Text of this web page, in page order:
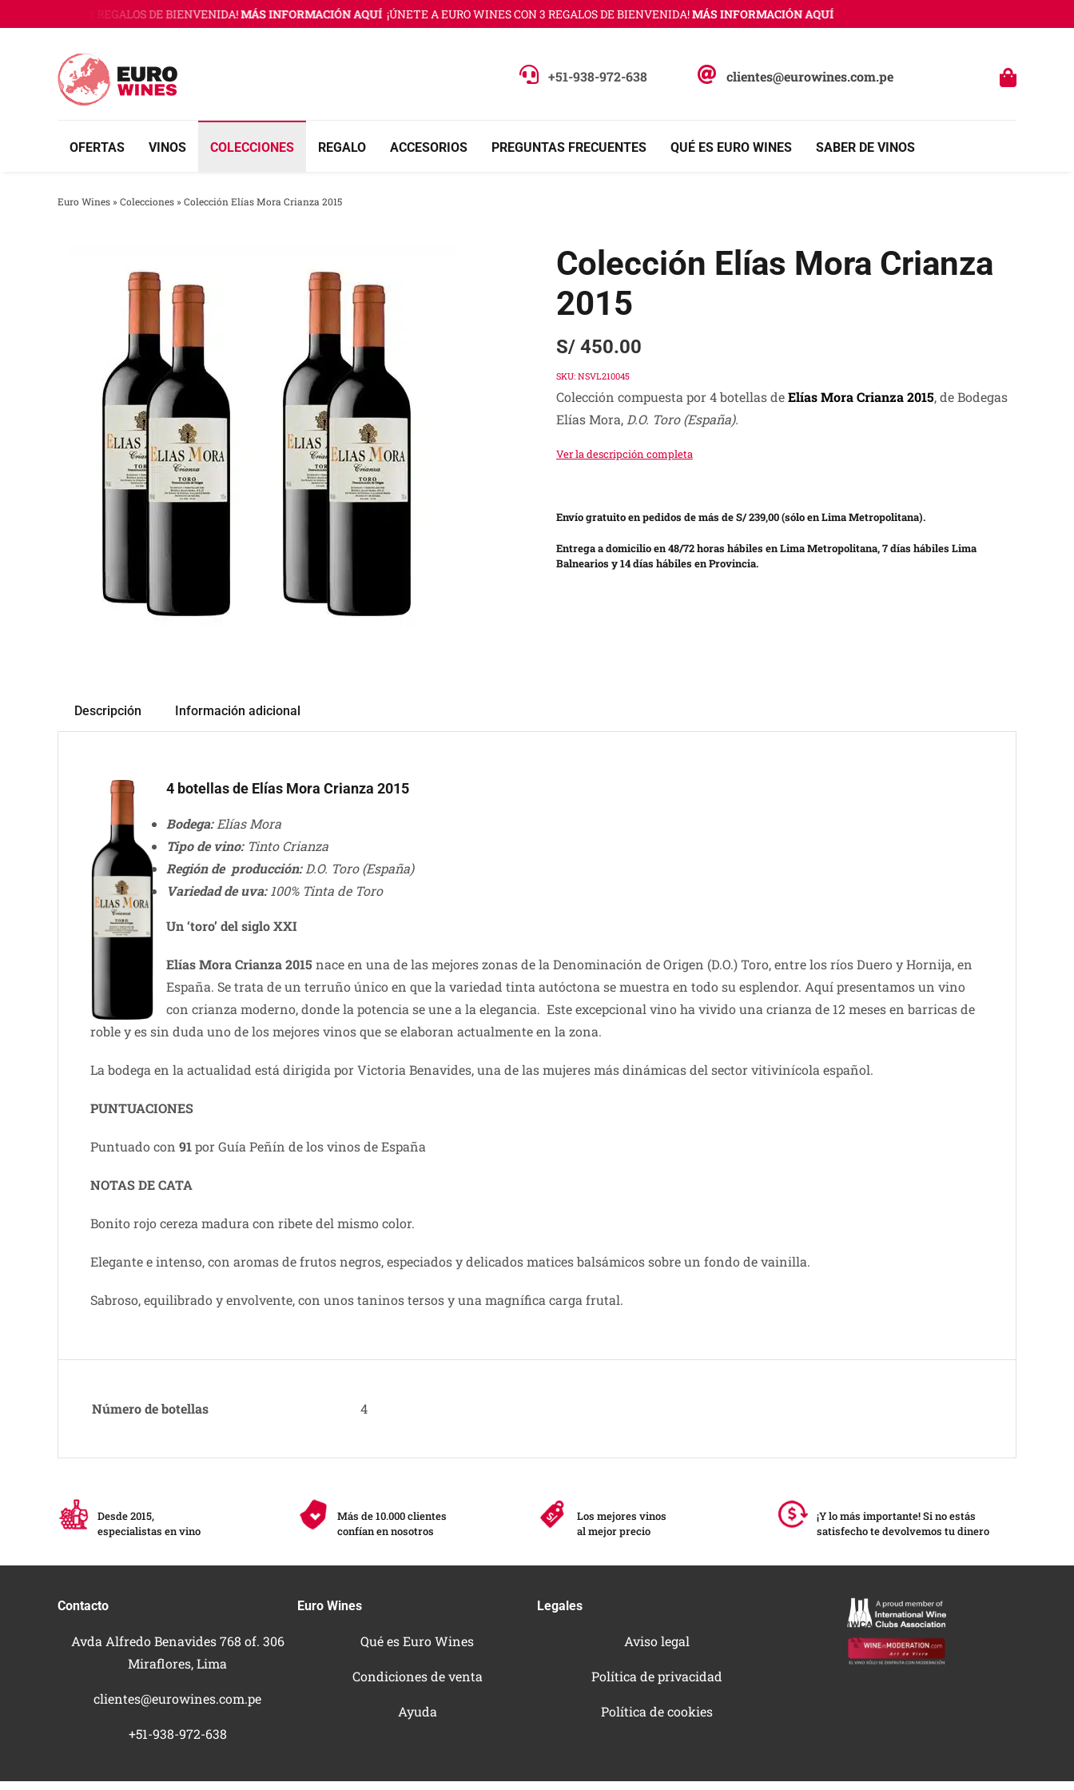
al
WINES CON 3 REGALOS DE BIENVENIDA!MÁS INFORMACIÓN AQUÍ ¡ÚNETE A EURO WINES CON 3 REGALOS DE BIENVENIDA!MÁS INFORMACIÓN AQUÍ
+51-938-972-638 clientes@eurowines.com.pe
OFERTAS VINOS COLECCIONES REGALO ACCESORIOS PREGUNTAS FRECUENTES QUÉ ES EURO WINES SABER DE VINOS
Euro Wines» Colecciones» Colección Elías Mora Crianza 2015
Colección Elías Mora Crianza
2015
S/450.00
SKU: NSVL210045
Colección compuesta por 4 botellas deElías Mora Crianza 2015, de Bodegas
Elías Mora, D.O. Toro(España).
Ver la descripción completa
Envío gratuito en pedidos de más de S/ 239,00 (sólo en Lima Metropolitana).
Entrega a domicilio en 48/72 horas hábiles en Lima Metropolitana, 7 días hábiles Lima
Balnearios y 14 días hábiles en Provincia.
Descripción Información adicional
4 botellas de Elías Mora Crianza 2015
Bodega: Elías Mora
Tipo de vino:Tinto Crianza
Región de producción:D.O. Toro (España)
Variedad de uva:100% Tinta de Toro
Un ‘toro’ del siglo XXI
Elías Mora Crianza 2015 nace en una de las mejores zonas de la Denominación de Origen (D.O.) Toro, entre los ríos Duero y Hornija, en
España. Se trata de un terruño único en que la variedad tinta autóctona se muestra en todo su esplendor. Aquí presentamos un vino
con crianza moderno, donde la potencia se une a la elegancia. Este excepcional vino ha vivido una crianza de 12 meses en barricas de
roble y es sin duda uno de los mejores vinos que se elaboran actualmente en la zona.
La bodega en la actualidad está dirigida por Victoria Benavides, una de las mujeres más dinámicas del sector vitivinícola español.
PUNTUACIONES
Puntuado con 91por Guía Peñín de los vinos de España
NOTAS DE CATA
Bonito rojo cereza madura con ribete del mismo color.
Elegante e intenso, con aromas de frutos negros, especiados y delicados matices balsámicos sobre un fondo de vainilla.
Sabroso, equilibrado y envolvente, con unos taninos tersos y una magnífica carga frutal.
Número de botellas 4
Desde 2015,
especialistas en vino
Más de 10.000 clientes
confían en nosotros
Los mejores vinos
al mejor precio
¡Y lo más importante! Si no estás
satisfecho te devolvemos tu dinero
Contacto
Avda Alfredo Benavides 768 of. 306
Miraflores, Lima
clientes@eurowines.com.pe
+51-938-972-638
Euro Wines
Qué es Euro Wines
Condiciones de venta
Ayuda
Legales
Aviso legal
Política de privacidad
Política de cookies